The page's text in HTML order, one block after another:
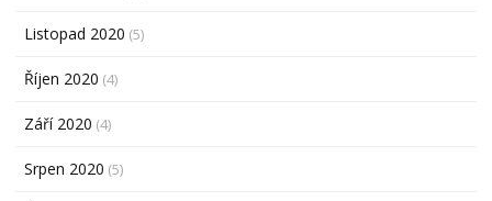
Listopad 2020 (5)
Říjen 2020 (4)
Září 2020 (4)
Srpen 2020 (5)